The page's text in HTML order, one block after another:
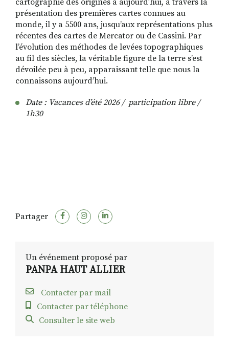
cartographie des origines à aujourd’hui, à travers la
présentation des premières cartes connues au
monde, il y a 5500 ans, jusqu’aux représentations plus
récentes des cartes de Mercator ou de Cassini. Par
l’évolution des méthodes de levées topographiques
au fil des siècles, la véritable figure de la terre s’est
dévoilée peu à peu, apparaissant telle que nous la
connaissons aujourd’hui.
Date : Vacances d’été 2026 / participation libre /
1h30
Partager
Un événement proposé par
PANPA HAUT ALLIER
Contacter par mail
Contacter par téléphone
Consulter le site web